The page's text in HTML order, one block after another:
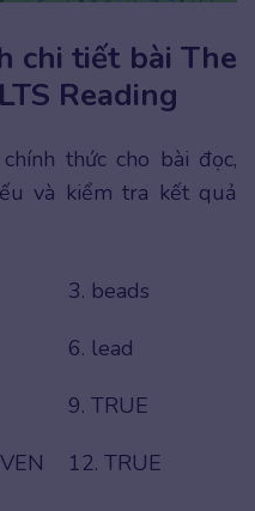
chi tiết bài The
Reading
thức cho bài đọc,
và kiểm tra kết quả
3. beads
6. lead
9. TRUE
12. TRUE